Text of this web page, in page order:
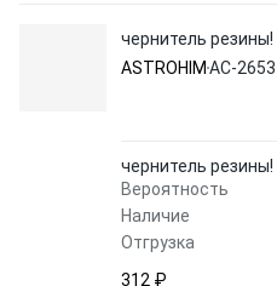
чернитель
ASTROHIM АС-2653
чернитель
Вероятность
Наличие
Отгрузка
312 ₽